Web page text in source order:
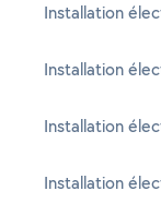
Installation
Installation
Installation
Installation